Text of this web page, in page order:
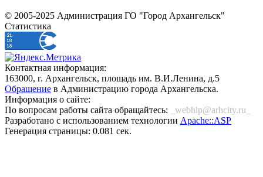
© 2005-2025 Администрация ГО "Город Архангельск"
Статистика
Контактная информация:
163000, г. Архангельск, площадь им. В.И.Ленина, д.5
Обращение в Администрацию города Архангельска.
Информация о сайте:
По вопросам работы сайта обращайтесь:
_webhlp@arhcity.ru_
Разработано с использованием технологии Apache::ASP
Генерация страницы: 0.081 сек.